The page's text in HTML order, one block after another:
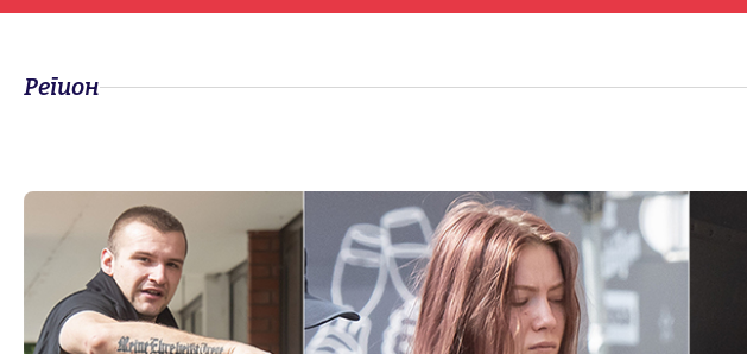
Регион